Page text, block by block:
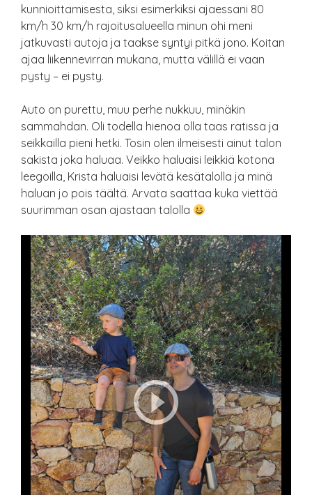
kunnioittamisesta, siksi esimerkiksi ajaessani 80
km/h 30 km/h rajoitusalueella minun ohi meni
jatkuvasti autoja ja taakse syntyi pitkä jono. Koitan
ajaa liikennevirran mukana, mutta välillä ei vaan
pysty – ei pysty.
Auto on purettu, muu perhe nukkuu, minäkin
sammahdan. Oli todella hienoa olla taas ratissa ja
seikkailla pieni hetki. Tosin olen ilmeisesti ainut talon
sakista joka haluaa. Veikko haluaisi leikkiä kotona
leegoilla, Krista haluaisi levätä kesätalolla ja minä
haluan jo pois täältä. Arvata saattaa kuka viettää
suurimman osan ajastaan talolla